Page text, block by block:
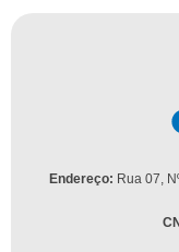
Endereço: Rua 07,